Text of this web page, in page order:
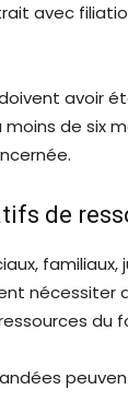
avec
avoir
de six
de
familiaux,
nécessiter
du